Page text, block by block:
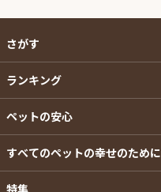
さがす
ランキング
ペットの安心
すべてのペットの幸せのために